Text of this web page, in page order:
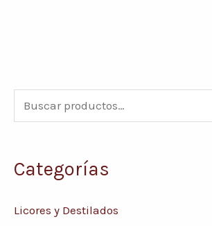
u
c
r
Categorías
Licores y Destilados
r